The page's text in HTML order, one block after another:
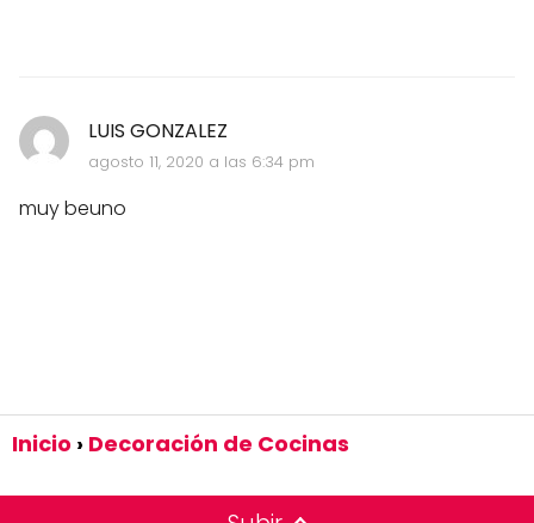
LUIS GONZALEZ
agosto 11, 2020 a las 6:34 pm
muy beuno
Inicio Decoración de Cocinas